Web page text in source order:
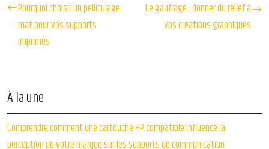
Pourquoi choisir un pelliculage
mat pour vos supports
imprimés
Le gaufrage : donner du relief à
vos créations graphiques
À la une
Comprendre comment une cartouche HP compatible influence la
perception de votre marque sur les supports de communication